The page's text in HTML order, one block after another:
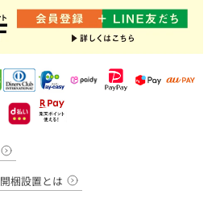
開梱設置とは